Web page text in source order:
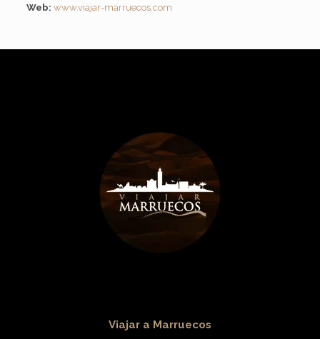
Web: www.viajar-marruecos.com
Viajar a Marruecos